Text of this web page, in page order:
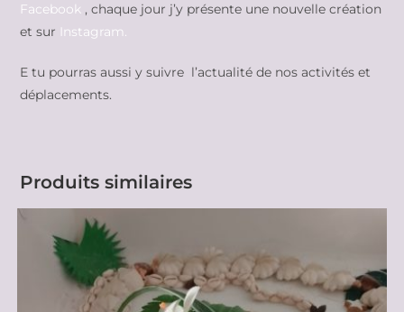
Facebook , chaque jour j’y présente une nouvelle création
et sur Instagram.
E tu pourras aussi y suivre l’actualité de nos activités et
déplacements.
Produits similaires